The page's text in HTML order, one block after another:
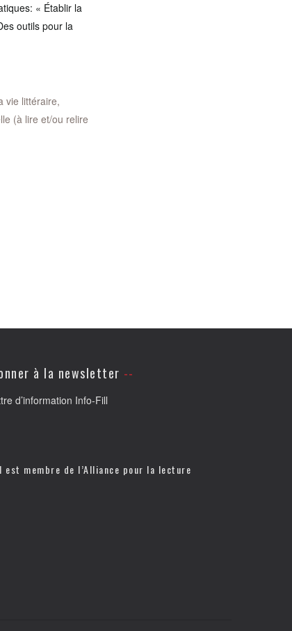
« Établir la
outils pour la
vie littéraire,
(à lire et/ou relire
à la newsletter
d’information Info-Fill
est membre de l’Alliance pour la lecture